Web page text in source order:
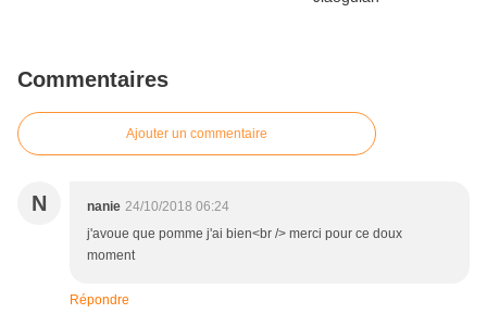
Commentaires
Ajouter un commentaire
N nanie 24/10/2018 06:24
j'avoue que pomme j'ai bien<br /> merci pour ce doux
moment
Répondre